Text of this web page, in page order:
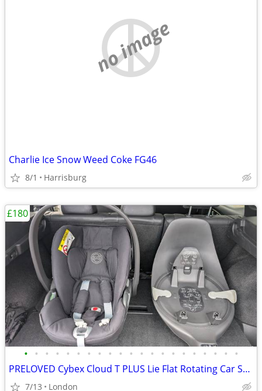
no image
Charlie Ice Snow Weed Coke FG46
8/1 Harrisburg
• • • • • • • • • • • • • • • • • • • • •
PRELOVED Cybex Cloud T PLUS Lie Flat Rotating Car Seat – Black
7/13 London
£180